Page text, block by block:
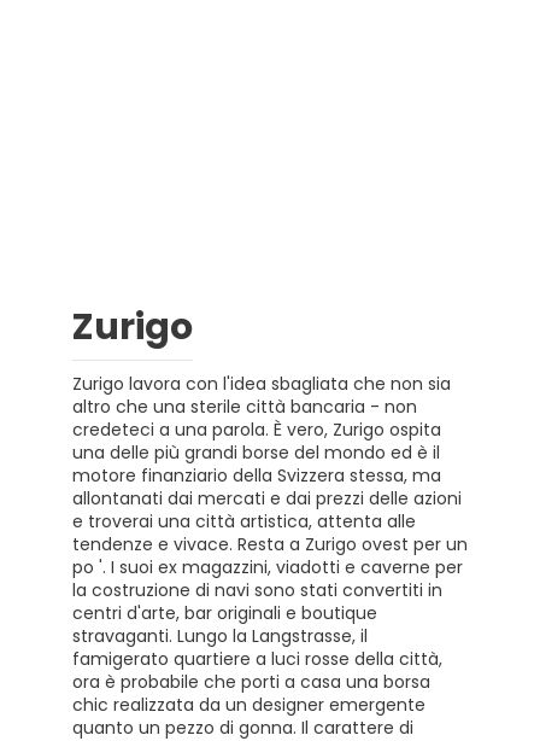
Zurigo
Zurigo lavora con l'idea sbagliata che non sia
altro che una sterile città bancaria - non
credeteci a una parola. È vero, Zurigo ospita
una delle più grandi borse del mondo ed è il
motore finanziario della Svizzera stessa, ma
allontanati dai mercati e dai prezzi delle azioni
e troverai una città artistica, attenta alle
tendenze e vivace. Resta a Zurigo ovest per un
po '. I suoi ex magazzini, viadotti e caverne per
la costruzione di navi sono stati convertiti in
centri d'arte, bar originali e boutique
stravaganti. Lungo la Langstrasse, il
famigerato quartiere a luci rosse della città,
ora è probabile che porti a casa una borsa
chic realizzata da un designer emergente
quanto un pezzo di gonna. Il carattere di